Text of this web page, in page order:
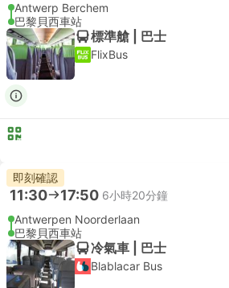
Antwerp Berchem
巴黎貝西車站
標準艙 | 巴士
FlixBus
即刻確認
11:30 17:50 6小時20分鐘
Antwerpen Noorderlaan
巴黎貝西車站
冷氣車 | 巴士
Blablacar Bus